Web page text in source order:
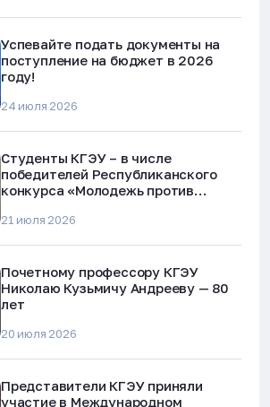
Успевайте подать документы на
поступление на бюджет в 2026
году!
24 июля 2026
Студенты КГЭУ – в числе
победителей Республиканского
конкурса «Молодежь против
мошенничества»
21 июля 2026
Почетному профессору КГЭУ
Николаю Кузьмичу Андрееву — 80
лет
20 июля 2026
Представители КГЭУ приняли
участие в Международном